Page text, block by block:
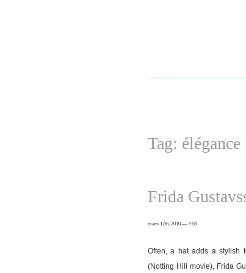
Tag: élégance
Frida
mars 17th, 2010 — 7:58
Often, a hat adds a stylish
(Notting Hill movie), Frida